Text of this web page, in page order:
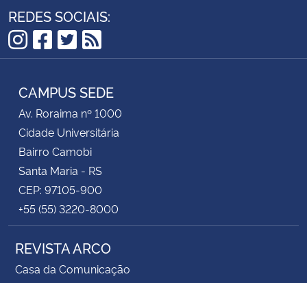
Secretaria de Governo
Advocacia-Geral da União
Banco Central do Brasil
Planalto
REDES SOCIAIS:
Instagram
Facebook
Twitter
RSS
CAMPUS SEDE
Av. Roraima nº 1000
Cidade Universitária
Bairro Camobi
Santa Maria - RS
CEP: 97105-900
+55 (55) 3220-8000
REVISTA ARCO
Casa da Comunicação